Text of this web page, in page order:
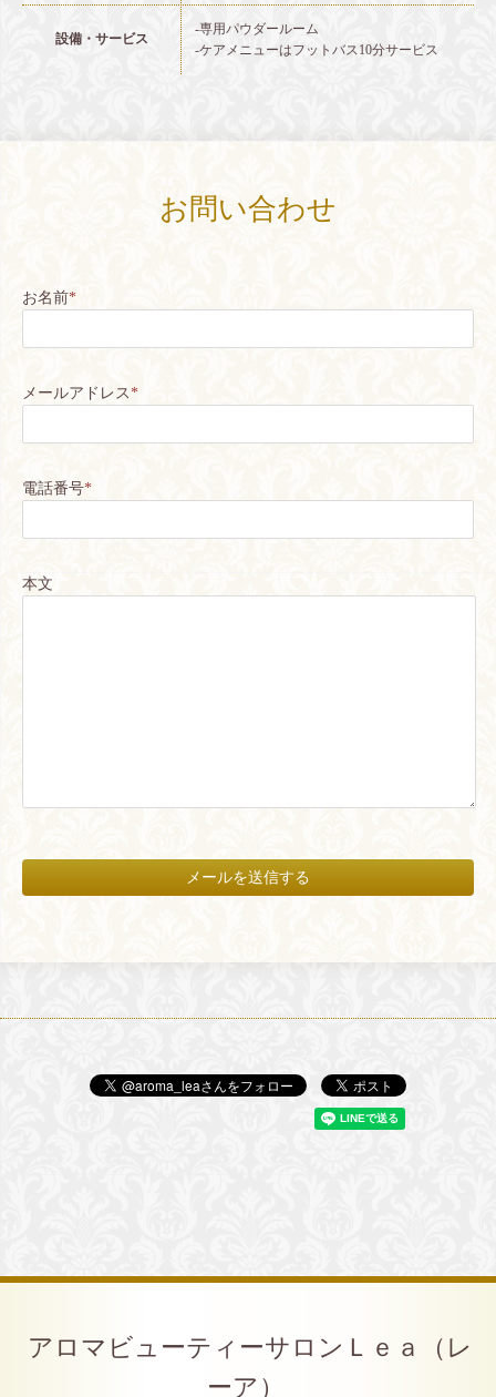
設備・サービス
-専用パウダールーム
-ケアメニューはフットバス10分サービス
お問い合わせ
お名前*
メールアドレス*
電話番号*
本文
アロマビューティーサロンＬｅａ（レ
ーア）